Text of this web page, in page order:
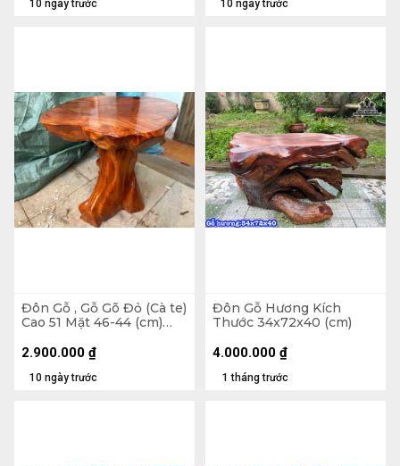
10 ngày trước 10 ngày trước
Đôn Gỗ , Gỗ Gõ Đỏ (Cà te)
Cao 51 Mặt 46-44 (cm)
10 ngày trước
2.900.000 ₫
Đôn Gỗ Hương Kích
Thước 34x72x40 (cm)
1 tháng trước
4.000.000 ₫